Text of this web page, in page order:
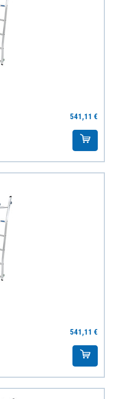
541,11 €
541,11 €